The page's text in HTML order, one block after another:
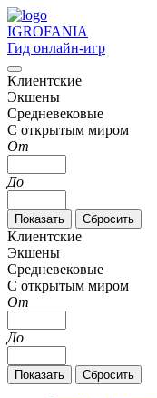
IGROFANIA
Гид онлайн-игр
Клиентские
Экшены
Средневековые
С открытым миром
От
До
Клиентские
Экшены
Средневековые
С открытым миром
От
До